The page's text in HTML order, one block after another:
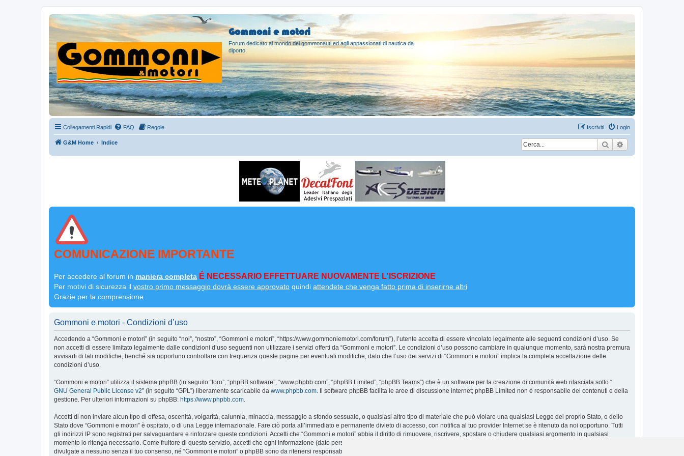
Gommoni e motori
Forum dedicato al mondo dei gommonauti ed agli appassionati di nautica da
diporto.
Collegamenti Rapidi FAQ Regole Login
Iscriviti
G&M Home Indice Cerca
COMUNICAZIONE IMPORTANTE
Per accedere al forum in maniera completa É NECESSARIO EFFETTUARE NUOVAMENTE L'ISCRIZIONE
Per motivi di sicurezza il vostro primo messaggio dovrà essere approvato quindi attendete che venga fatto prima di inserirne altri
Grazie per la comprensione
Gommoni e motori - Condizioni d’uso
Accedendo a “Gommoni e motori” (in seguito “noi”, “nostro”, “Gommoni e motori”, “https://www.gommoniemotori.com/forum”), l’utente accetta di essere vincolato legalmente alle seguenti condizioni d’uso. Se
non accetti di essere limitato legalmente dalle condizioni d’uso seguenti non utilizzare i servizi offerti da “Gommoni e motori”. Le condizioni d’uso possono cambiare in qualunque momento, sarà nostra premura
avvisarti di tali modifiche, benché sia opportuno controllare con frequenza queste pagine per eventuali modifiche, dato che l’uso dei servizi di “Gommoni e motori” implica la completa accettazione delle
condizioni d’uso.
“Gommoni e motori” utilizza il sistema phpBB (in seguito “loro”, “phpBB software”, “www.phpbb.com”, “phpBB Limited”, “phpBB Teams”) che è un software per la creazione di comunità web rilasciata sotto “
GNU General Public License v2” (in seguito “GPL”) liberamente scaricabile da www.phpbb.com. Il software phpBB facilita le aree di discussione internet; phpBB Limited non è responsabile dei contenuti e della
gestione. Per ulteriori informazioni su phpBB: https://www.phpbb.com.
Accetti di non inviare alcun tipo di offesa, oscenità, volgarità, calunnia, minaccia, messaggio a sfondo sessuale, o qualsiasi altro tipo di materiale che può violare una qualsiasi Legge del proprio Stato, o dello
Stato dove “Gommoni e motori” è ospitato, o di una Legge internazionale. Fare ciò porta all’immediato e permanente divieto di accesso, con notifica al tuo provider Internet se è ritenuto da noi opportuno. Tutti
gli indirizzi IP sono registrati per salvaguardare e rinforzare queste condizioni. Accetti che “Gommoni e motori” abbia il diritto di rimuovere, riscrivere, spostare o chiudere qualsiasi argomento in qualsiasi
momento lo ritenga necessario. Come fruitore di questo servizio, accetti che ogni informazione (dato personale) tu abbia inviato sia conservata in un database. Al contempo queste informazioni non saranno
divulgate a nessuno senza il tuo consenso, né “Gommoni e motori” o phpBB sono da ritenersi responsabili per qualsiasi violazione al sistema che possa compromettere queste informazioni.